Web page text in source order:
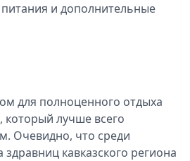
и дополнительные
для полноценного отдыха
который лучше всего
Очевидно, что среди
кавказского региона